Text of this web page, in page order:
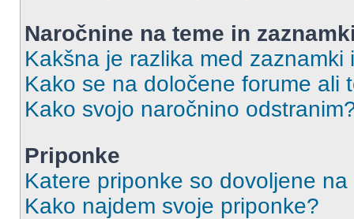
Naročnine na teme in
Kakšna je razlika med
Kako se na določene forume ali
Kako svojo naročnino
Priponke
Katere priponke so dovoljene
Kako najdem svoje priponke?